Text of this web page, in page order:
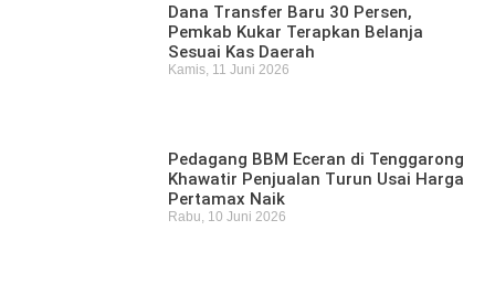
Dana Transfer Baru 30 Persen,
Pemkab Kukar Terapkan Belanja
Sesuai Kas Daerah
Kamis, 11 Juni 2026
Pedagang BBM Eceran di Tenggarong
Khawatir Penjualan Turun Usai Harga
Pertamax Naik
Rabu, 10 Juni 2026